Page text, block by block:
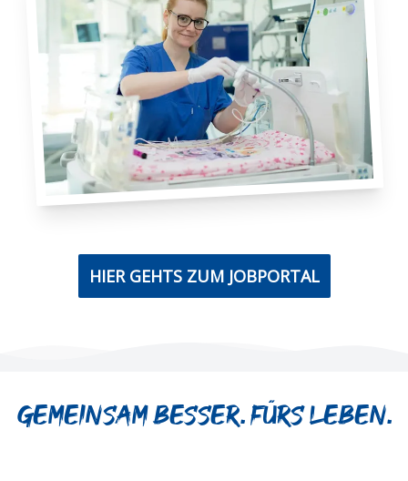
HIER GEHTS ZUM JOBPORTAL
Gemeinsam besser. Fürs Leben.